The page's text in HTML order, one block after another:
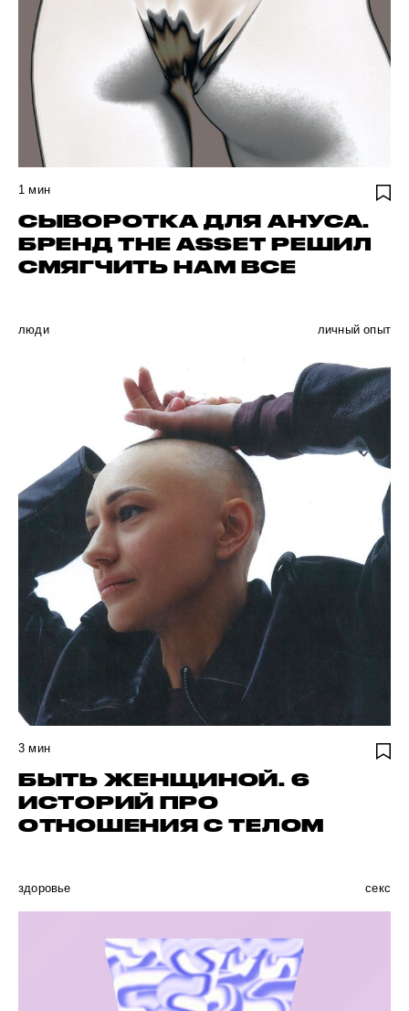
1 мин
СЫВОРОТКА ДЛЯ АНУСА.
БРЕНД THE ASSET РЕШИЛ
СМЯГЧИТЬ НАМ ВСЕ
люди личный опыт
3 мин
БЫТЬ ЖЕНЩИНОЙ. 6
ИСТОРИЙ ПРО
ОТНОШЕНИЯ С ТЕЛОМ
здоровье секс